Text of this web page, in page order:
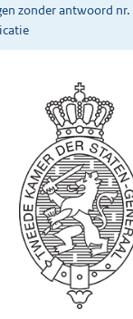
zonder antwoord